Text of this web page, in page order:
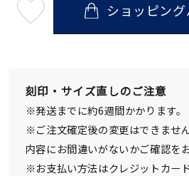
08
送
¥517,000 (tax
in)
ショッピン
刻印・サイズ直しのご注意
※発送までに約6週間かかります。
※ご注文確定後の変更はできませ
内容にお間違いがないかご確認を
※お支払い方法はクレジットカー